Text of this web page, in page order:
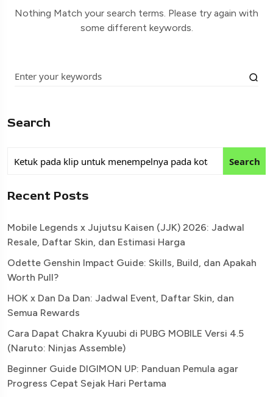
Nothing Match your search terms. Please try again with
some different keywords.
Search
Search
Recent Posts
Mobile Legends x Jujutsu Kaisen (JJK) 2026: Jadwal
Resale, Daftar Skin, dan Estimasi Harga
Odette Genshin Impact Guide: Skills, Build, dan Apakah
Worth Pull?
HOK x Dan Da Dan: Jadwal Event, Daftar Skin, dan
Semua Rewards
Cara Dapat Chakra Kyuubi di PUBG MOBILE Versi 4.5
(Naruto: Ninjas Assemble)
Beginner Guide DIGIMON UP: Panduan Pemula agar
Progress Cepat Sejak Hari Pertama